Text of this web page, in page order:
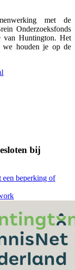
met de
Onderzoeksfonds
van Huntington. Het
we houden je op de
bij